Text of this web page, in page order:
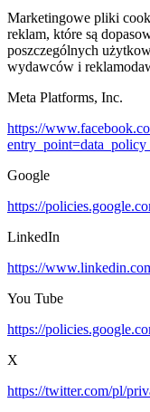
Marketingowe pliki
reklam, które są
poszczególnych
wydawców i
Meta Platforms, Inc.
https://
Google
https://
LinkedIn
https://
You Tube
https://
X
https://twitter.com/pl/